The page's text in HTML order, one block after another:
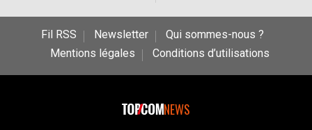
Fil RSS Newsletter
Qui sommes-nous ?
Mentions légales
Conditions d’utilisations
NEWS